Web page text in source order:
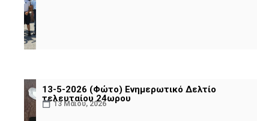
13-5-2026 (Φώτο) Ενημερωτικό Δελτίο
τελευταίου 24ωρου
13 Μαΐου, 2026